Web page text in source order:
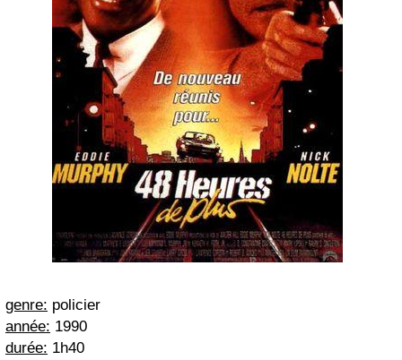
genre: policier
année: 1990
durée: 1h40